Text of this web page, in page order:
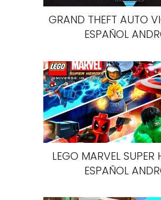
GRAND THEFT AUTO
ESPAÑOL
LEGO MARVEL SUPER
ESPAÑOL